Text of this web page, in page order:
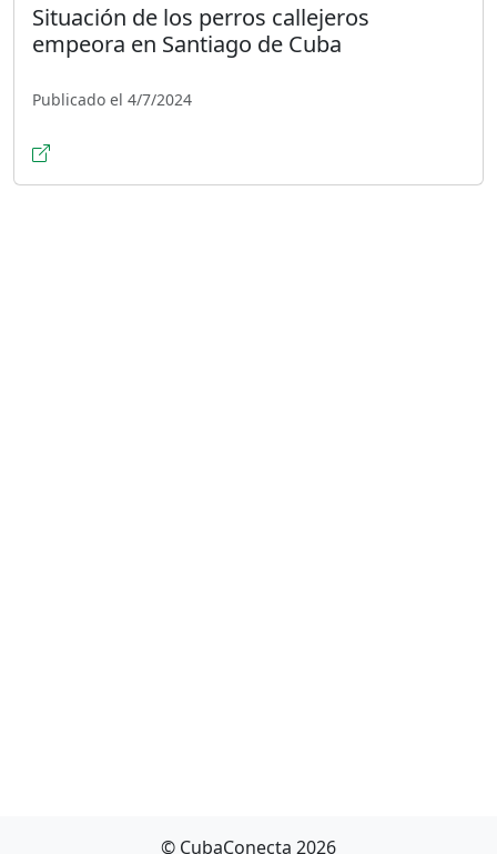
Situación de los perros callejeros
empeora en Santiago de Cuba
Publicado el 4/7/2024
© CubaConecta 2026